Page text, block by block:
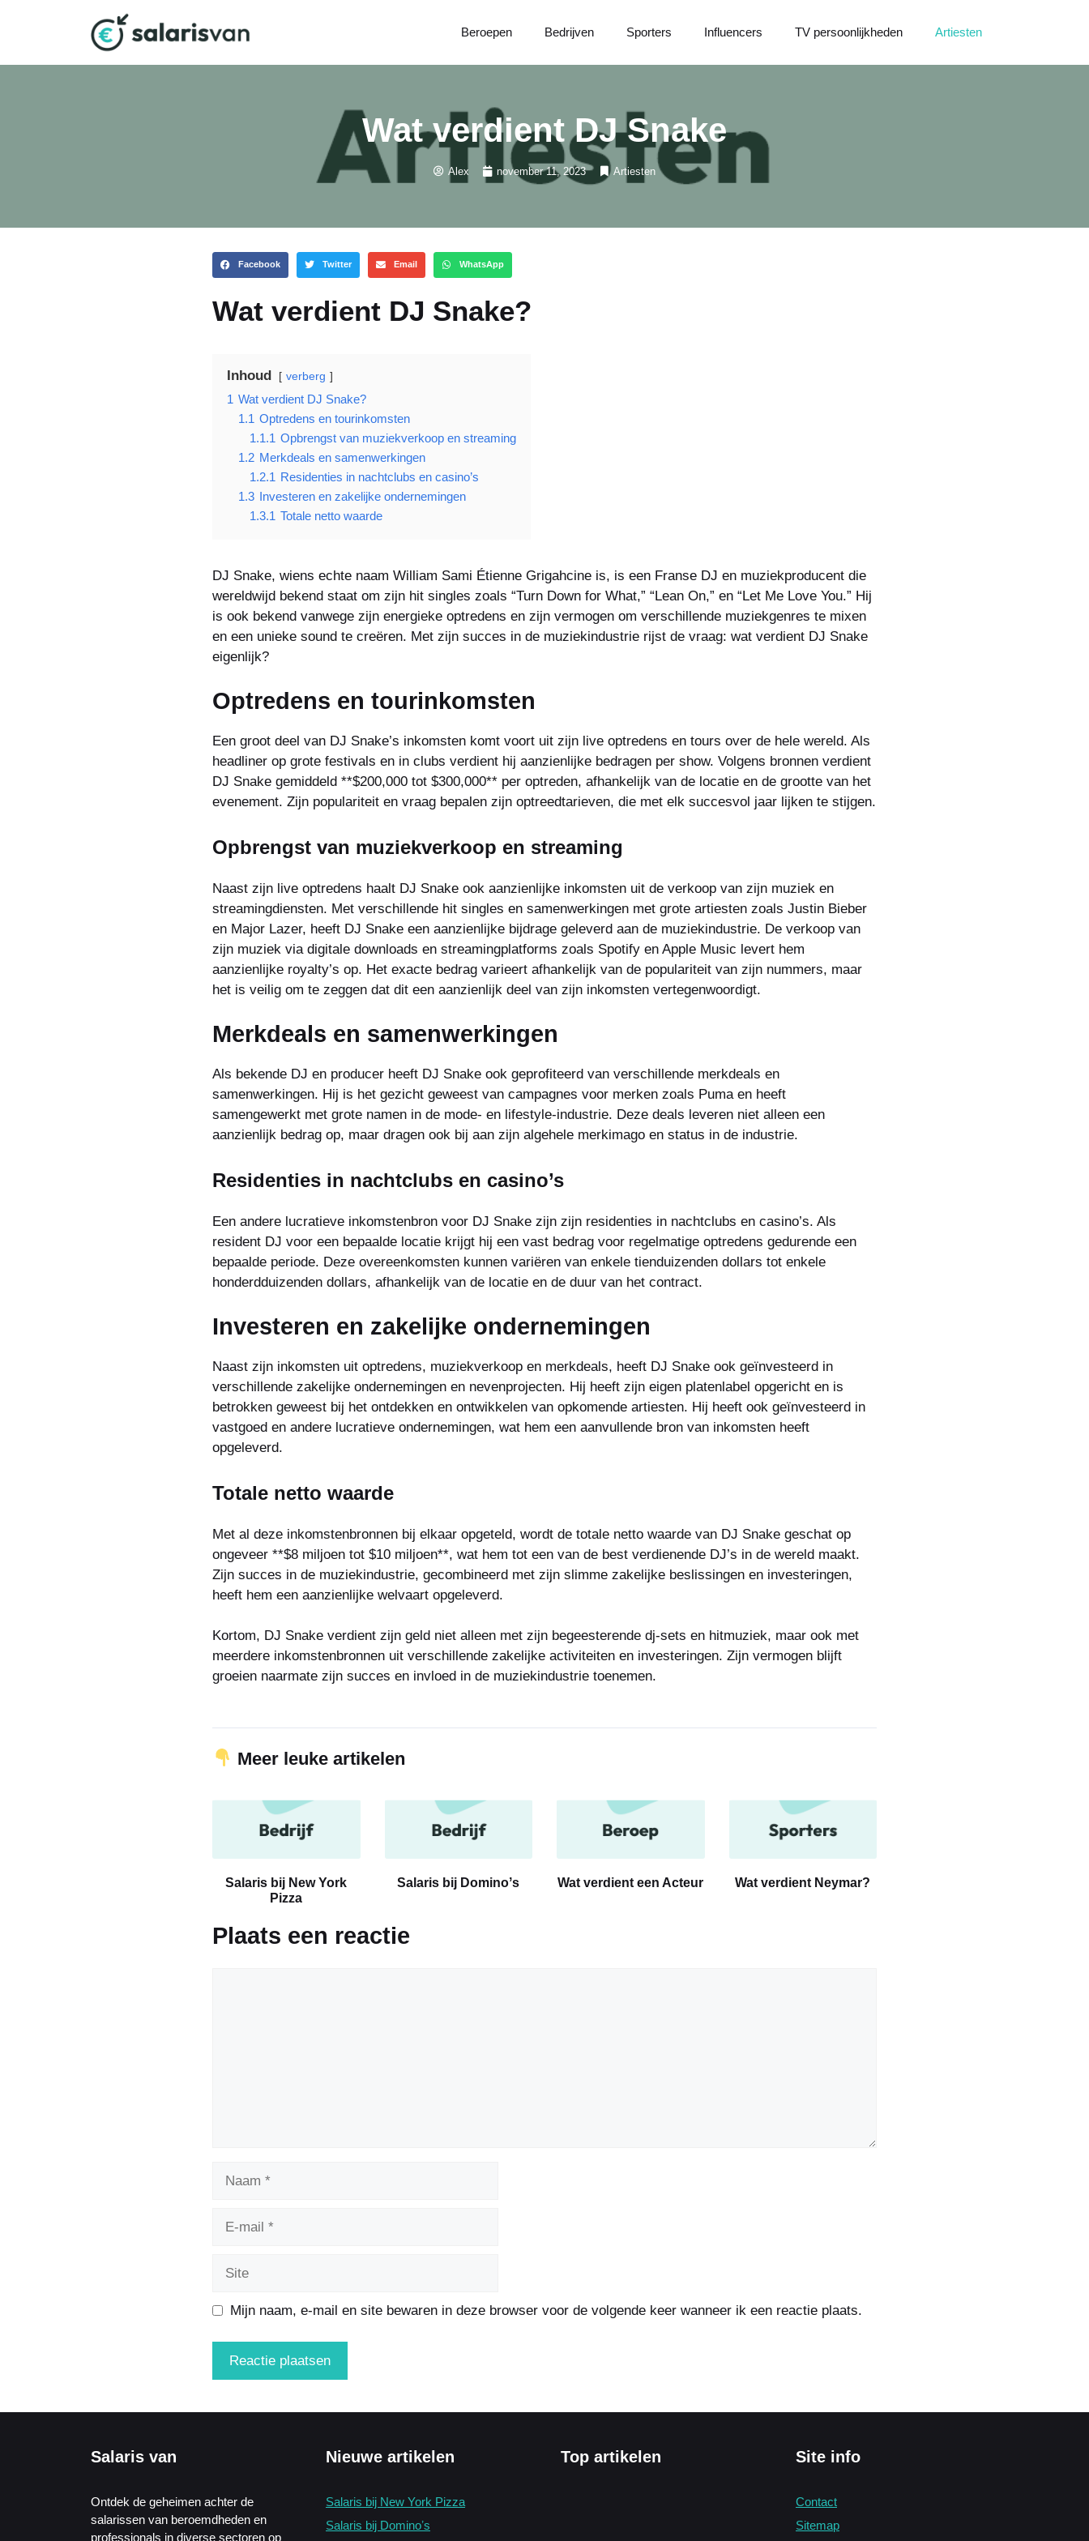
Beroepen Bedrijven Sporters Influencers TV persoonlijkheden Artiesten
Wat verdient DJ Snake
Alex november 11, 2023 Artiesten
Facebook Twitter Email WhatsApp
Wat verdient DJ Snake?
Inhoud verberg
1 Wat verdient DJ Snake?
1.1 Optredens en tourinkomsten
1.1.1 Opbrengst van muziekverkoop en streaming
1.2 Merkdeals en samenwerkingen
1.2.1 Residenties in nachtclubs en casino’s
1.3 Investeren en zakelijke ondernemingen
1.3.1 Totale netto waarde
DJ Snake, wiens echte naam William Sami Étienne Grigahcine is, is een Franse DJ en muziekproducent die
wereldwijd bekend staat om zijn hit singles zoals “Turn Down for What,” “Lean On,” en “Let Me Love You.” Hij
is ook bekend vanwege zijn energieke optredens en zijn vermogen om verschillende muziekgenres te mixen
en een unieke sound te creëren. Met zijn succes in de muziekindustrie rijst de vraag: wat verdient DJ Snake
eigenlijk?
Optredens en tourinkomsten
Een groot deel van DJ Snake’s inkomsten komt voort uit zijn live optredens en tours over de hele wereld. Als
headliner op grote festivals en in clubs verdient hij aanzienlijke bedragen per show. Volgens bronnen verdient
DJ Snake gemiddeld **$200,000 tot $300,000** per optreden, afhankelijk van de locatie en de grootte van het
evenement. Zijn populariteit en vraag bepalen zijn optreedtarieven, die met elk succesvol jaar lijken te stijgen.
Opbrengst van muziekverkoop en streaming
Naast zijn live optredens haalt DJ Snake ook aanzienlijke inkomsten uit de verkoop van zijn muziek en
streamingdiensten. Met verschillende hit singles en samenwerkingen met grote artiesten zoals Justin Bieber
en Major Lazer, heeft DJ Snake een aanzienlijke bijdrage geleverd aan de muziekindustrie. De verkoop van
zijn muziek via digitale downloads en streamingplatforms zoals Spotify en Apple Music levert hem
aanzienlijke royalty’s op. Het exacte bedrag varieert afhankelijk van de populariteit van zijn nummers, maar
het is veilig om te zeggen dat dit een aanzienlijk deel van zijn inkomsten vertegenwoordigt.
Merkdeals en samenwerkingen
Als bekende DJ en producer heeft DJ Snake ook geprofiteerd van verschillende merkdeals en
samenwerkingen. Hij is het gezicht geweest van campagnes voor merken zoals Puma en heeft
samengewerkt met grote namen in de mode- en lifestyle-industrie. Deze deals leveren niet alleen een
aanzienlijk bedrag op, maar dragen ook bij aan zijn algehele merkimago en status in de industrie.
Residenties in nachtclubs en casino’s
Een andere lucratieve inkomstenbron voor DJ Snake zijn zijn residenties in nachtclubs en casino’s. Als
resident DJ voor een bepaalde locatie krijgt hij een vast bedrag voor regelmatige optredens gedurende een
bepaalde periode. Deze overeenkomsten kunnen variëren van enkele tienduizenden dollars tot enkele
honderdduizenden dollars, afhankelijk van de locatie en de duur van het contract.
Investeren en zakelijke ondernemingen
Naast zijn inkomsten uit optredens, muziekverkoop en merkdeals, heeft DJ Snake ook geïnvesteerd in
verschillende zakelijke ondernemingen en nevenprojecten. Hij heeft zijn eigen platenlabel opgericht en is
betrokken geweest bij het ontdekken en ontwikkelen van opkomende artiesten. Hij heeft ook geïnvesteerd in
vastgoed en andere lucratieve ondernemingen, wat hem een aanvullende bron van inkomsten heeft
opgeleverd.
Totale netto waarde
Met al deze inkomstenbronnen bij elkaar opgeteld, wordt de totale netto waarde van DJ Snake geschat op
ongeveer **$8 miljoen tot $10 miljoen**, wat hem tot een van de best verdienende DJ’s in de wereld maakt.
Zijn succes in de muziekindustrie, gecombineerd met zijn slimme zakelijke beslissingen en investeringen,
heeft hem een aanzienlijke welvaart opgeleverd.
Kortom, DJ Snake verdient zijn geld niet alleen met zijn begeesterende dj-sets en hitmuziek, maar ook met
meerdere inkomstenbronnen uit verschillende zakelijke activiteiten en investeringen. Zijn vermogen blijft
groeien naarmate zijn succes en invloed in de muziekindustrie toenemen.
Meer leuke artikelen
Salaris bij New York
Pizza
Salaris bij Dominoʼs Wat verdient een Acteur Wat verdient Neymar?
Plaats een reactie
Mijn naam, e-mail en site bewaren in deze browser voor de volgende keer wanneer ik een reactie plaats.
Salaris van
Ontdek de geheimen achter de
salarissen van beroemdheden en
professionals in diverse sectoren op
Nieuwe artikelen
Salaris bij New York Pizza
Salaris bij Dominoʼs
Top artikelen Site info
Contact
Sitemap